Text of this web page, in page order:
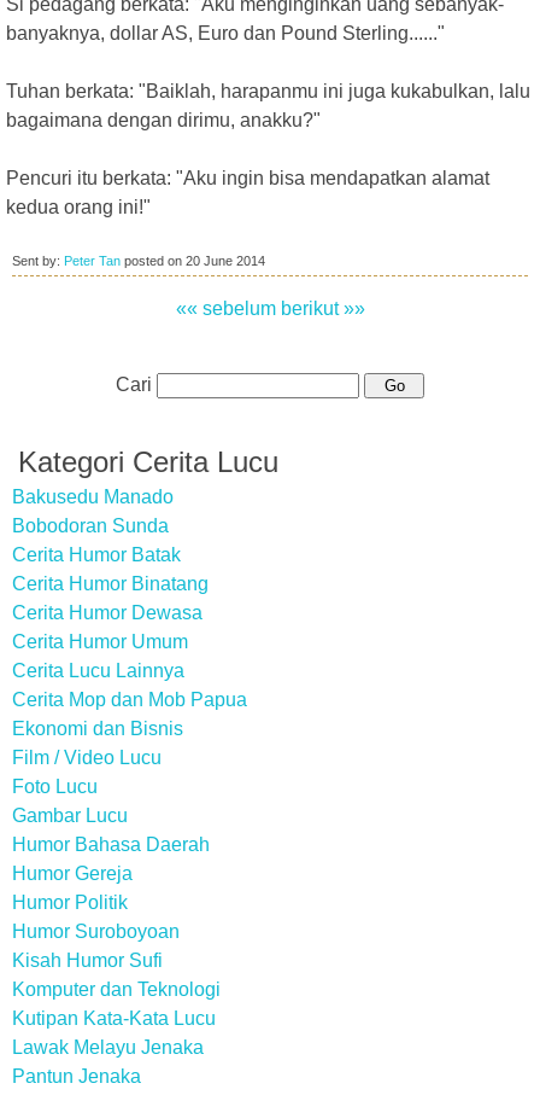
Si pedagang berkata: "Aku menginginkan uang sebanyak-
banyaknya, dollar AS, Euro dan Pound Sterling......"
Tuhan berkata: "Baiklah, harapanmu ini juga kukabulkan, lalu
bagaimana dengan dirimu, anakku?"
Pencuri itu berkata: "Aku ingin bisa mendapatkan alamat
kedua orang ini!"
Sent by: Peter Tan posted on 20 June 2014
«« sebelum berikut »»
Cari
Kategori Cerita Lucu
Bakusedu Manado
Bobodoran Sunda
Cerita Humor Batak
Cerita Humor Binatang
Cerita Humor Dewasa
Cerita Humor Umum
Cerita Lucu Lainnya
Cerita Mop dan Mob Papua
Ekonomi dan Bisnis
Film / Video Lucu
Foto Lucu
Gambar Lucu
Humor Bahasa Daerah
Humor Gereja
Humor Politik
Humor Suroboyoan
Kisah Humor Sufi
Komputer dan Teknologi
Kutipan Kata-Kata Lucu
Lawak Melayu Jenaka
Pantun Jenaka